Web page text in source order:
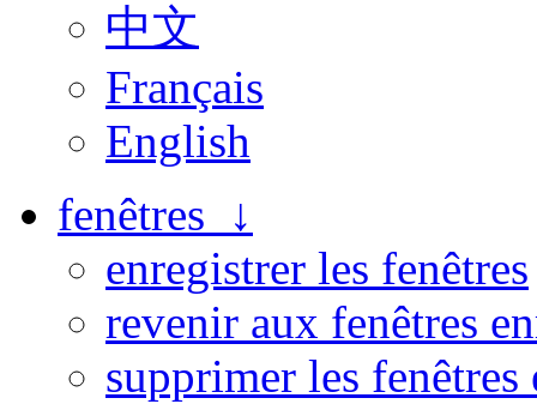
中文
Français
English
fenêtres ↓
enregistrer les fenêtres
revenir aux fenêtres
supprimer les fenêtres